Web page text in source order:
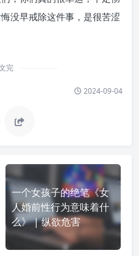
没早戒除这件事，是很苦涩
完
2024-09-04
一个女孩子的绝笔《女
人婚前性行为意味着什
么》 | 纵欲危害